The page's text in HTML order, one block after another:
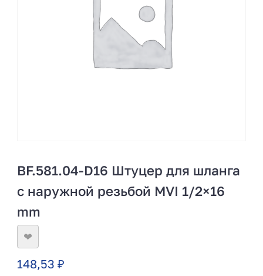
BF.581.04-D16 Штуцер для шланга
с наружной резьбой MVI 1/2×16
mm
❤
148,53 ₽